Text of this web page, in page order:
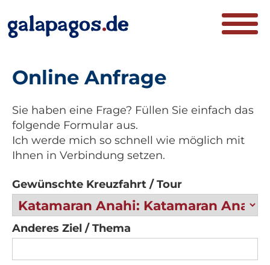
Online Anfrage
Sie haben eine Frage? Füllen Sie einfach das
folgende Formular aus.
Ich werde mich so schnell wie möglich mit
Ihnen in Verbindung setzen.
Gewünschte Kreuzfahrt / Tour
Anderes Ziel / Thema